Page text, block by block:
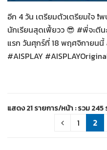
อีก 4 วัน เตรียมตัวเตรียมใจ
นักเรียนสุดเฟี้ยวว 😎 #พี่จะตี
แรก วันศุกร์ที่ 18 พฤศจิกาย
#AISPLAY
แสดง 21 รายการ/หน้า : รวม 245
1 2